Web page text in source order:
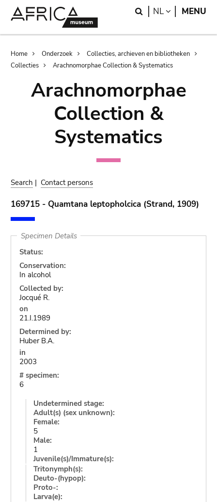
Search
NL LANGUAGE
MENU
Breadcrumb
Home Onderzoek
Collecties, archieven en bibliotheken
Collecties
Arachnomorphae Collection & Systematics
Arachnomorphae
Collection &
Systematics
Search | Contact persons
169715 - Quamtana leptopholcica (Strand, 1909)
Specimen Details
Status:
Conservation:
In alcohol
Collected by:
Jocqué R.
on
21.I.1989
Determined by:
Huber B.A.
in
2003
# specimen:
6
Undetermined stage:
Adult(s) (sex unknown):
Female:
5
Male:
1
Juvenile(s)/Immature(s):
Tritonymph(s):
Deuto-(hypop):
Proto-:
Larva(e):